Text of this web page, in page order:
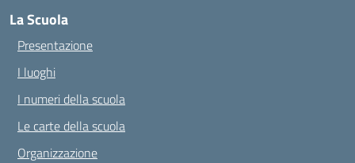
La Scuola
Presentazione
I luoghi
I numeri della scuola
Le carte della scuola
Organizzazione